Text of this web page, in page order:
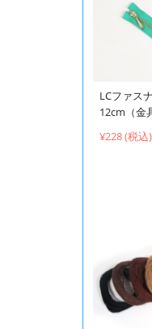
LCファス
12cm（金
¥228 (税込)